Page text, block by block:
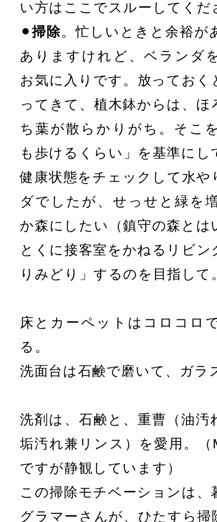
い方はここでスルーしてくだ
⚫︎掃除。忙しいときと余裕が
ありますけれど、ベランダ
お気に入りです。放ってお
ってきて、植木鉢からは、
ち葉が散らかりがち。そこ
も歩けるくらい」を基準に
健康状態をチェックして水や
ダでしたが、せっせと緑を
か森にしたい（鎮守の森と
とくに接客室をかねるリビ
りみどり」するのを目指して
床とカーペットはコロコロ
る。
洗面台は石鹸で磨いて、ガラ
洗剤は、石鹸と、重曹（油汚
垢汚れ兼リンス）を愛用。
ですが静観しています）
この掃除モチベーションは
グラマーさんが、ひたすら